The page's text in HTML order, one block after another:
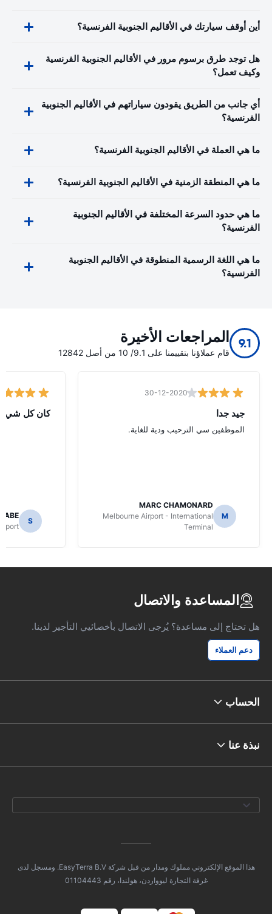
أين أوقف سيارتك في الأقاليم الجنوبية الفرنسية؟
هل توجد طرق برسوم مرور في الأقاليم الجنوبية الفرنسية
وكيف تعمل؟
أي جانب من الطريق يقودون سياراتهم في الأقاليم الجنوبية
الفرنسية؟
ما هي العملة في الأقاليم الجنوبية الفرنسية؟
ما هي المنطقة الزمنية في الأقاليم الجنوبية الفرنسية؟
ما هي حدود السرعة المختلفة في الأقاليم الجنوبية
الفرنسية؟
ما هي اللغة الرسمية المنطوقة في الأقاليم الجنوبية
الفرنسية؟
9.1 المراجعات الأخيرة
قام عملاؤنا بتقييمنا على 9.1/ 10 من أصل 12842
30-12-2020
جيد جدا
الموظفين سي الترحيب ودية للغاية.
M
MARC CHAMONARD
Melbourne Airport - International
Terminal
كان كل شيء
S
المساعدة والاتصال
هل تحتاج إلى مساعدة؟ يُرجى الاتصال بأخصائيي التأجير لدينا.
دعم العملاء
الحساب
نبذة عنا
هذا الموقع الإلكتروني مملوك ومدار من قبل شركة EasyTerra B.V. ومسجل لدى
غرفة التجارة ليوواردن، هولندا، رقم 01104443